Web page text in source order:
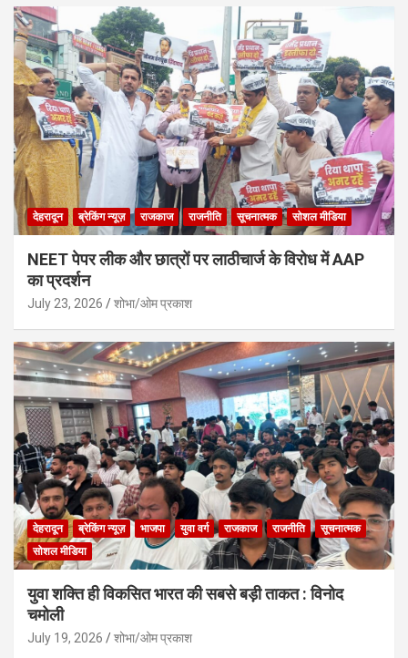
देहरादून ब्रेकिंग न्यूज़ राजकाज राजनीति सूचनात्मक सोशल मीडिया
NEET पेपर लीक और छात्रों पर लाठीचार्ज के विरोध में AAP
का प्रदर्शन
July 23, 2026 शोभा/ओम प्रकाश
देहरादून ब्रेकिंग न्यूज़ भाजपा युवा वर्ग राजकाज राजनीति
सूचनात्मक
सोशल मीडिया
युवा शक्ति ही विकसित भारत की सबसे बड़ी ताकत : विनोद
चमोली
July 19, 2026 शोभा/ओम प्रकाश